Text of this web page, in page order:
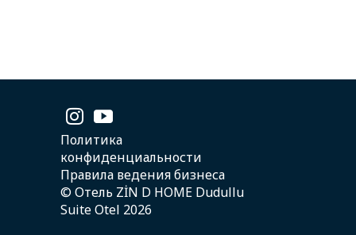
© Отель ZİN D HOME Dudullu
Suite Otel 2026
Политика
конфиденциальности
Правила ведения бизнеса